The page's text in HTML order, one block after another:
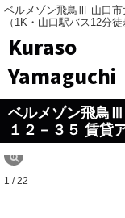
ベルメゾン飛鳥Ⅲ 山口市
（1K・山口駅バス12分
Kuraso
Yamaguchi
ベルメゾン飛鳥Ⅲ
１２－３５ 賃貸
1 / 22